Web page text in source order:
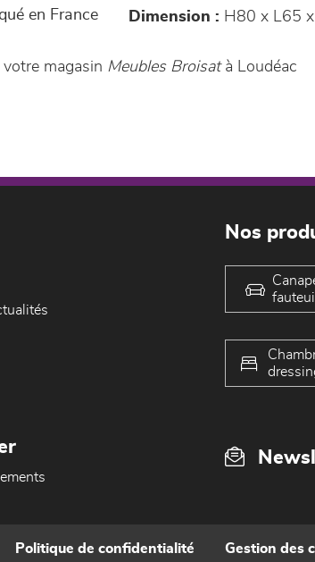
en France
Dimension : H80 x L65
magasin Meubles Broisatà Loudéac
Nos
Politique de confidentialité Gestion des